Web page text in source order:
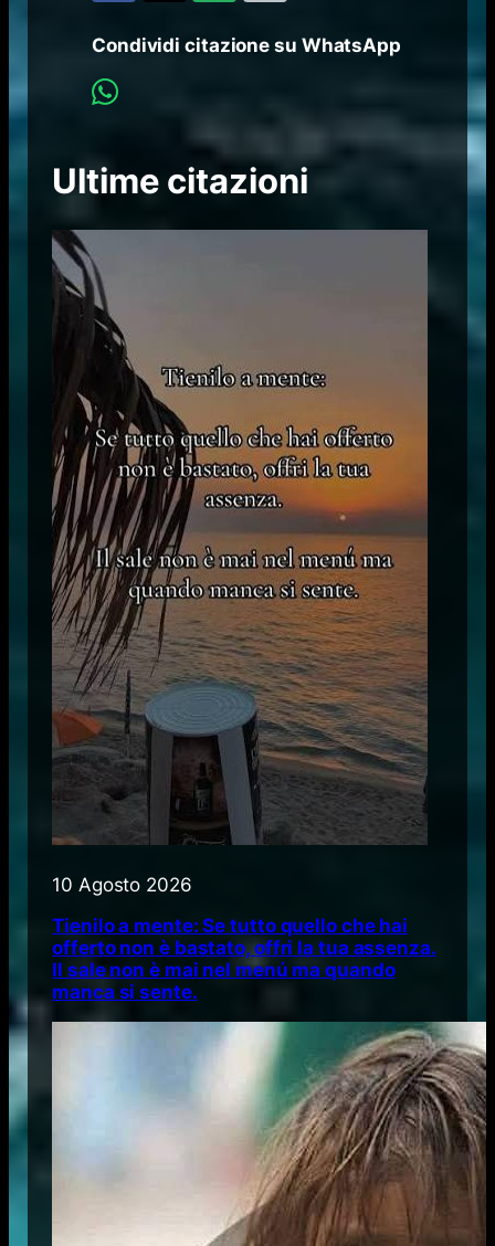
Condividi citazione su WhatsApp
Ultime citazioni
10 Agosto 2026
Tienilo a mente: Se tutto quello che hai
offerto non è bastato, offri la tua assenza.
Il sale non è mai nel menú ma quando
manca si sente.